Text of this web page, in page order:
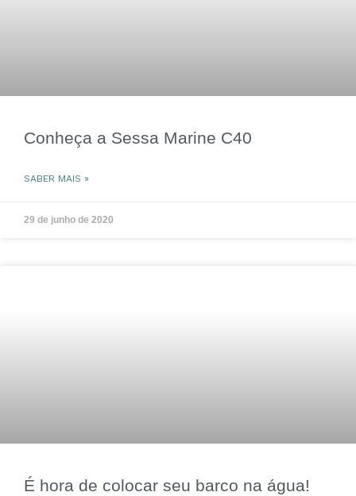
Conheça a Sessa Marine C40
SABER MAIS »
29 de junho de 2020
É hora de colocar seu barco na água!